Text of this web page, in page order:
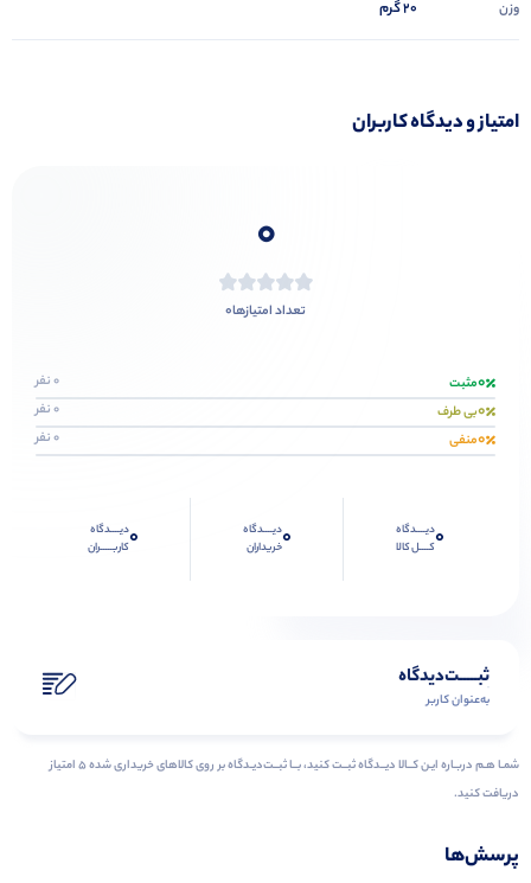
وزن 20 گرم
امتیاز و دیدگاه کاربران
0
تعداد امتیازها0
0مثبت 0 نفر
0بی طرف 0 نفر
0منفی 0 نفر
0دیــــدگاه
کــــل کالا
0دیــــدگاه
خریداران
0دیــــدگاه
کاربـــــران
ثبـــــت‌دیدگاه
به‌عنوان کاربر
شمـا هـم دربـاره ایـن کــالا دیــدگاه ثبــت کنید، بــا ثبــت‌دیـدگاه بر روی کالاهای خریداری شده ۵ امتیاز
دریافت کنید.
پرسش‌ها